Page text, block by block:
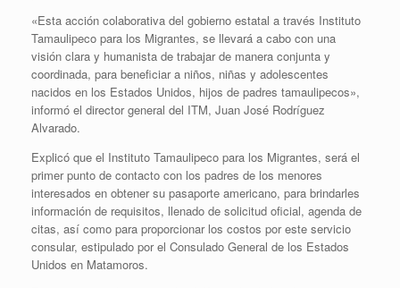
«Esta acción colaborativa del gobierno estatal a través Instituto
Tamaulipeco para los Migrantes, se llevará a cabo con una
visión clara y humanista de trabajar de manera conjunta y
coordinada, para beneficiar a niños, niñas y adolescentes
nacidos en los Estados Unidos, hijos de padres tamaulipecos»,
informó el director general del ITM, Juan José Rodríguez
Alvarado.
Explicó que el Instituto Tamaulipeco para los Migrantes, será el
primer punto de contacto con los padres de los menores
interesados en obtener su pasaporte americano, para brindarles
información de requisitos, llenado de solicitud oficial, agenda de
citas, así como para proporcionar los costos por este servicio
consular, estipulado por el Consulado General de los Estados
Unidos en Matamoros.